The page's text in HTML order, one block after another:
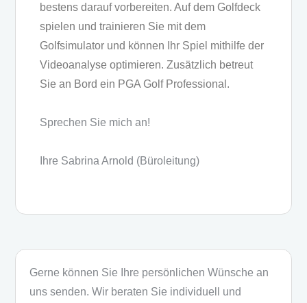
bestens darauf vorbereiten. Auf dem Golfdeck
spielen und trainieren Sie mit dem
Golfsimulator und können Ihr Spiel mithilfe der
Videoanalyse optimieren. Zusätzlich betreut
Sie an Bord ein PGA Golf Professional.
Sprechen Sie mich an!
Ihre Sabrina Arnold (Büroleitung)
Gerne können Sie Ihre persönlichen Wünsche an
uns senden. Wir beraten Sie individuell und